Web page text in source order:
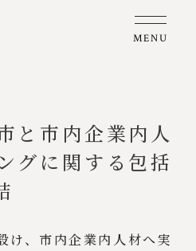
MENU
と市内企業内人
グに関する包括
け、市内企業内人材へ実